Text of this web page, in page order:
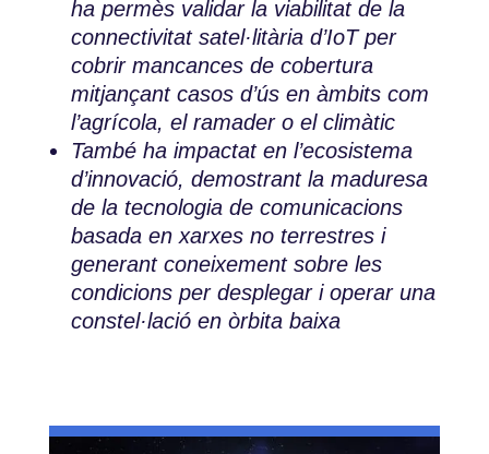
ha permès validar la viabilitat de la
connectivitat satel·litària d’IoT per
cobrir mancances de cobertura
mitjançant casos d’ús en àmbits com
l’agrícola, el ramader o el climàtic
També ha impactat en l’ecosistema
d’innovació, demostrant la maduresa
de la tecnologia de comunicacions
basada en xarxes no terrestres i
generant coneixement sobre les
condicions per desplegar i operar una
constel·lació en òrbita baixa